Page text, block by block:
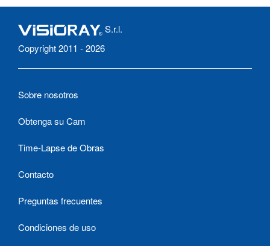
S.r.l.
Copyright 2011 - 2026
Sobre nosotros
Obtenga su Cam
Time-Lapse de Obras
Contacto
Preguntas frecuentes
Condiciones de uso